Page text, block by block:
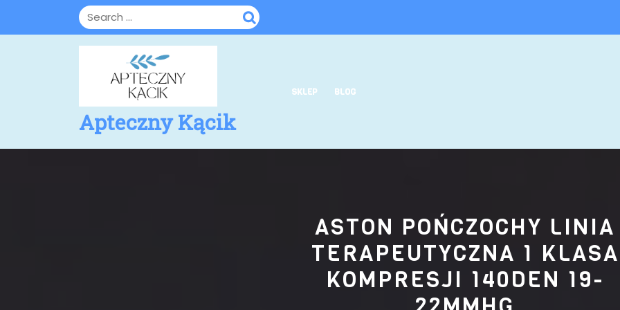
content
Apteczny Kącik
SKLEP BLOG
ASTON POŃCZOCHY LINIA
TERAPEUTYCZNA 1 KLASA
KOMPRESJI 140DEN 19-